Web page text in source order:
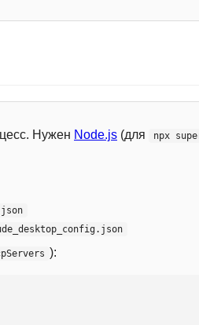
Нужен Node.js (для npx
):